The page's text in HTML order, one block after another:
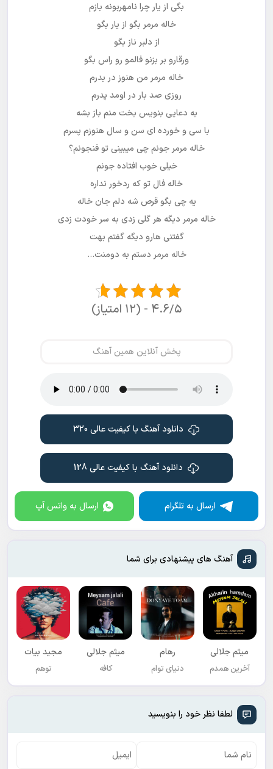
بگی از یار چرا نامهربونه بازم
خاله مرمر بگو از یار بگو
از دلبر ناز بگو
ورقارو بر بزنو فالمو رو راس بگو
خاله مرمر من هنوز در بدرم
روزی صد بار در اومد پدرم
یه دعایی بنویس بخت منم باز بشه
با سی و خورده ای سن و سال هنوزم پسرم
خاله مرمر جونم چی میبینی تو فنجونم؟
خیلی خوب افتاده جونم
خاله فال تو که ردخور نداره
یه چی بگو قرص شه دلم جان خاله
خاله مرمر دیگه هر گلی زدی به سر خودت زدی
گفتنی هارو دیگه گفتم بهت
خاله مرمر دستم به دومنت…
۴.۶/۵ - (۱۲ امتیاز)
پخش آنلاین همین آهنگ
دانلود آهنگ با کیفیت عالی 320
دانلود آهنگ با کیفیت عالی 128
ارسال به تلگرام ارسال به واتس آپ
آهنگ های پیشنهادی برای شما
میثم جلالی
آخرین همدم
رهام
دنیای توام
میثم جلالی
کافه
مجید بیات
توهم
لطفا نظر خود را بنویسید